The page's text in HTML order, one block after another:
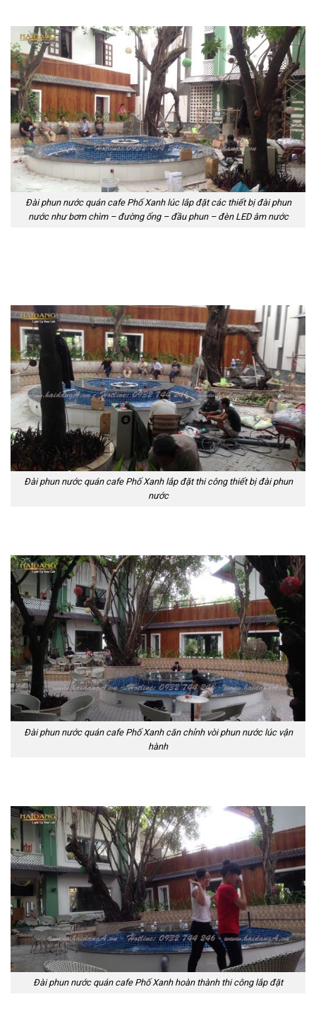
Đài phun nước quán cafe Phố Xanh lúc lắp đặt các thiết bị đài phun
nước như bơm chìm – đường ống – đầu phun – đèn LED âm nước
Đài phun nước quán cafe Phố Xanh lắp đặt thi công thiết bị đài phun
nước
Đài phun nước quán cafe Phố Xanh căn chỉnh vòi phun nước lúc vận
hành
Đài phun nước quán cafe Phố Xanh hoàn thành thi công lắp đặt